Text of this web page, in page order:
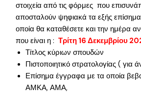
στοιχεία από τις φόρμες που
αποσταλούν ψηφιακά τα εξής
οποία θα καταθέσετε και την ημέρα
που είναι η :Τρίτη 16 Δεκεμβρίου
Τίτλος κύριων σπουδών
Πιστοποιητικό στρατολογίας ( για
Επίσημα έγγραφα με τα οποία
ΑΜΚΑ, ΑΜΑ,